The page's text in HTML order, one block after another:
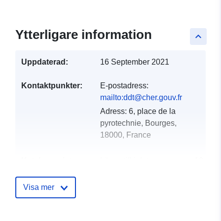
keyboard_arrow_up
Ytterligare information
Uppdaterad: 16 September 2021
Kontaktpunkter:
E-postadress:
mailto:ddt@cher.gouv.fr
Adress: 6, place de la
pyrotechnie, Bourges,
18000, France
Visa mer